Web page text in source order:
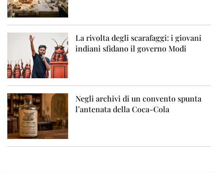
La rivolta degli scarafaggi: i giovani
indiani sfidano il governo Modi
Negli archivi di un convento spunta
l’antenata della Coca-Cola